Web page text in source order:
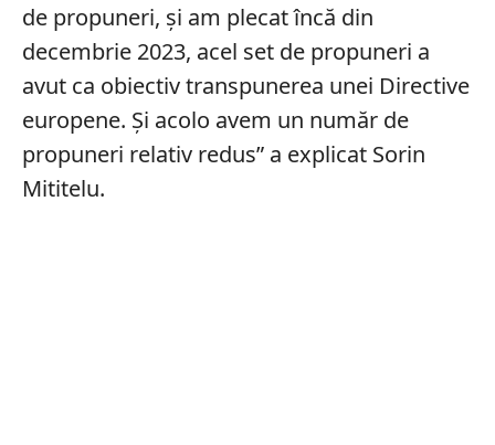
de propuneri, și am plecat încă din
decembrie 2023, acel set de propuneri a
avut ca obiectiv transpunerea unei Directive
europene. Și acolo avem un număr de
propuneri relativ redus” a explicat Sorin
Mititelu.